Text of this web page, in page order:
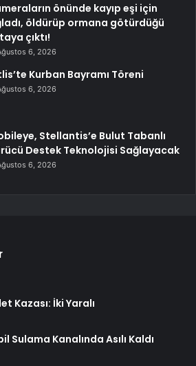
önünde kayıp eşi için
öldürüp ormana götürdüğü
çıktı!
6, 2026
Kurban Bayramı Töreni
6, 2026
Stellantis’e Bulut Tabanlı
Destek Teknolojisi Sağlayacak
6, 2026
Kazası: İki Yaralı
Sulama Kanalında Asılı Kaldı